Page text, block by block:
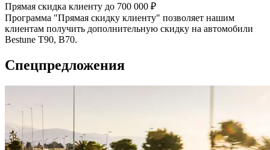
Прямая скидка клиенту до 700 000 ₽
Программа "Прямая скидку клиенту" позволяет нашим
клиентам получить дополнительную скидку на автомобили
Bestune T90, B70.
Спецпредложения